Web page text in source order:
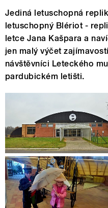
Jediná letuschopná
letuschopný Blériot -
letce Jana Kašpara a
jen malý výčet
návštěvníci Leteckého
pardubickém letišti.